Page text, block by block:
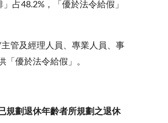
占48.2%，「優於法令給假」
管及經理人員、專業人員、事
優於法令給假」。
規劃退休年齡者所規劃之退休